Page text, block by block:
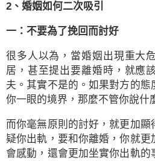
2、婚姻如何二次吸引
一：不要為了挽回而討好
很多人以為，當婚姻出現重大
居，甚至提出要離婚時，就應
夫。其實不是的。如果對方的
你一眼的境界，那麼不管你說什
而你毫無原則的討好，就更加
疑你出軌，要和你離婚，你就更
會感動，還會更加坐實你出軌